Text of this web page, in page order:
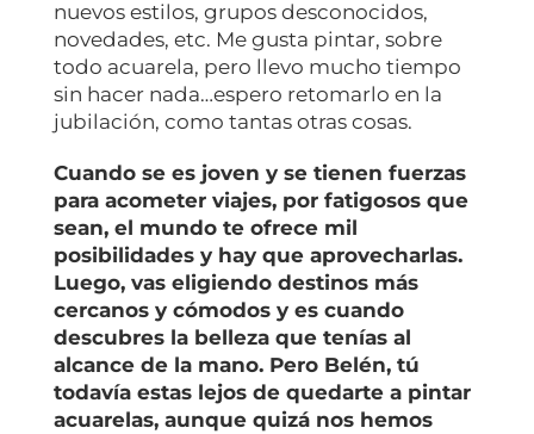
nuevos estilos, grupos desconocidos,
novedades, etc. Me gusta pintar, sobre
todo acuarela, pero llevo mucho tiempo
sin hacer nada…espero retomarlo en la
jubilación, como tantas otras cosas.
Cuando se es joven y se tienen fuerzas
para acometer viajes, por fatigosos que
sean, el mundo te ofrece mil
posibilidades y hay que aprovecharlas.
Luego, vas eligiendo destinos más
cercanos y cómodos y es cuando
descubres la belleza que tenías al
alcance de la mano. Pero Belén, tú
todavía estas lejos de quedarte a pintar
acuarelas, aunque quizá nos hemos